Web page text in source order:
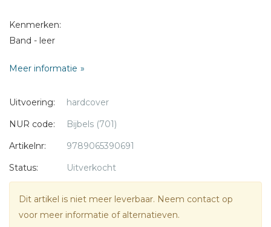
Kenmerken:
Band - leer
Kleur band - zwart
Meer informatie
Uitvoering:
hardcover
NUR code:
Bijbels (701)
Artikelnr:
9789065390691
Status:
Uitverkocht
Dit artikel is niet meer leverbaar. Neem contact op
voor meer informatie of alternatieven.
* = verplicht